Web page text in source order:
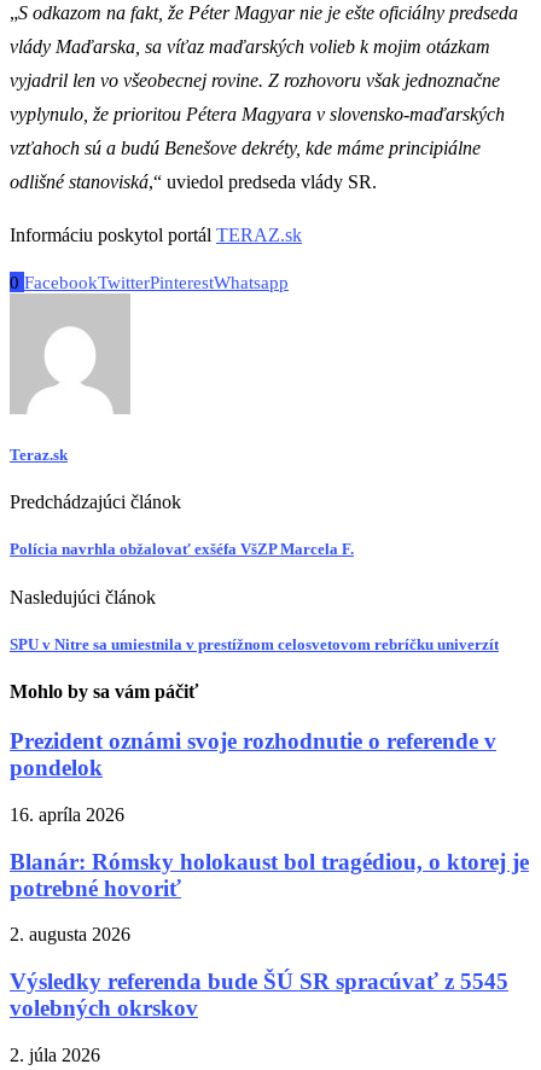
„S odkazom na fakt, že Péter Magyar nie je ešte oficiálny predseda
vlády Maďarska, sa víťaz maďarských volieb k mojim otázkam
vyjadril len vo všeobecnej rovine. Z rozhovoru však jednoznačne
vyplynulo, že prioritou Pétera Magyara v slovensko-maďarských
vzťahoch sú a budú Benešove dekréty, kde máme principiálne
odlišné stanoviská,“ uviedol predseda vlády SR.
Informáciu poskytol portál TERAZ.sk
0 FacebookTwitterPinterestWhatsapp
Teraz.sk
Predchádzajúci článok
Polícia navrhla obžalovať exšéfa VšZP Marcela F.
Nasledujúci článok
SPU v Nitre sa umiestnila v prestížnom celosvetovom rebríčku univerzít
Mohlo by sa vám páčiť
Prezident oznámi svoje rozhodnutie o referende v
pondelok
16. apríla 2026
Blanár: Rómsky holokaust bol tragédiou, o ktorej je
potrebné hovoriť
2. augusta 2026
Výsledky referenda bude ŠÚ SR spracúvať z 5545
volebných okrskov
2. júla 2026